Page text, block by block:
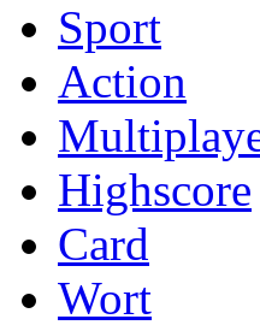
Sport
Action
Highscore
Card
Wort